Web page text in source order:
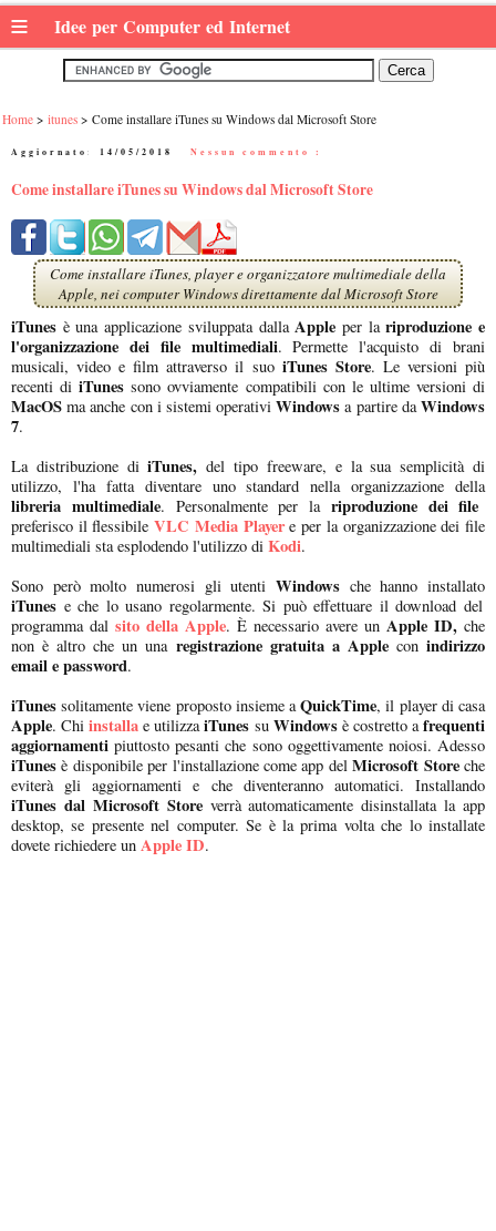
≡ Idee per Computer ed Internet
Home itunes Come installare iTunes su Windows dal Microsoft Store
Aggiornato: 14/05/2018 Nessun commento :
Come installare iTunes su Windows dal Microsoft Store
Come installare iTunes, player e organizzatore multimediale della
Apple, nei computer Windows direttamente dal Microsoft Store
iTunes è una applicazione sviluppata dallaApple per lariproduzione e
l'organizzazione dei file multimediali. Permette l'acquisto di brani
musicali, video e film attraverso il suoiTunes Store. Le versioni più
recenti di iTunes sono ovviamente compatibili con le ultime versioni di
MacOS ma anche con i sistemi operativi Windows a partire daWindows
7.
La distribuzione diiTunes, del tipo freeware, e la sua semplicità di
utilizzo, l'ha fatta diventare uno standard nella organizzazione della
libreria multimediale. Personalmente per lariproduzione dei file
preferisco il flessibileVLC Media Playere per la organizzazione dei file
multimediali sta esplodendo l'utilizzo di Kodi.
Sono però molto numerosi gli utenti Windows che hanno installato
iTunes e che lo usano regolarmente. Si può effettuare il download del
programma dal sito della Apple. È necessario avere un Apple ID, che
non è altro che un una registrazione gratuita a Appleconindirizzo
email e password.
iTunes solitamente viene proposto insieme aQuickTime, il player di casa
Apple. Chiinstalla e utilizzaiTunes su Windowsè costretto afrequenti
aggiornamenti piuttosto pesanti che sono oggettivamente noiosi. Adesso
iTunes è disponibile per l'installazione come app delMicrosoft Storeche
eviterà gli aggiornamenti e che diventeranno automatici. Installando
iTunes dal Microsoft Storeverrà automaticamente disinstallata la app
desktop, se presente nel computer. Se è la prima volta che lo installate
dovete richiedere un Apple ID.